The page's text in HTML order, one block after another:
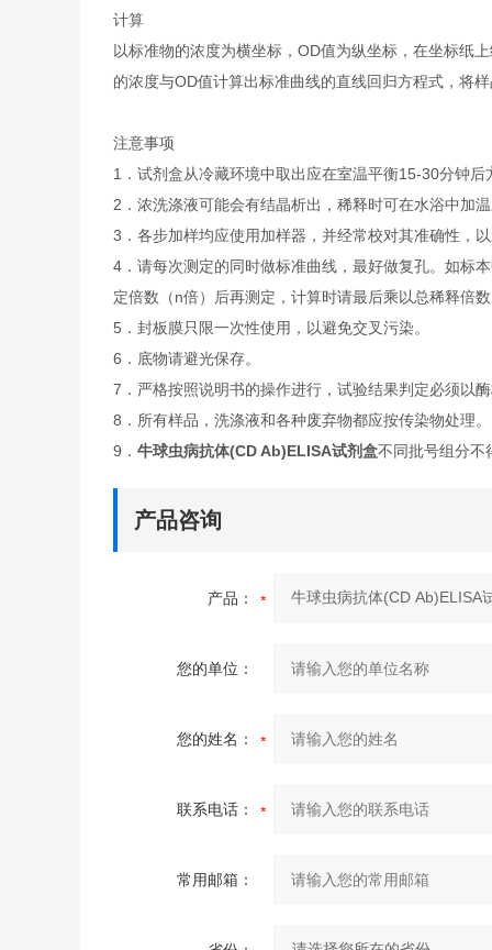
计算
以标准物的浓度为横坐标，OD值为纵坐标，在坐标纸
的浓度与OD值计算出标准曲线的直线回归方程式，将
注意事项
1．试剂盒从冷藏环境中取出应在室温平衡15-30分钟
2．浓洗涤液可能会有结晶析出，稀释时可在水浴中加
3．各步加样均应使用加样器，并经常校对其准确性，
4．请每次测定的同时做标准曲线，最好做复孔。如标
定倍数（n倍）后再测定，计算时请最后乘以总稀释倍
5．封板膜只限一次性使用，以避免交叉污染。
6．底物请避光保存。
7．严格按照说明书的操作进行，试验结果判定必须以
8．所有样品，洗涤液和各种废弃物都应按传染物处理。
9． 牛球虫病抗体(CD Ab)ELISA试剂盒不同批号组分不
产品咨询
产品：
您的单位：
您的姓名：
联系电话：
常用邮箱：